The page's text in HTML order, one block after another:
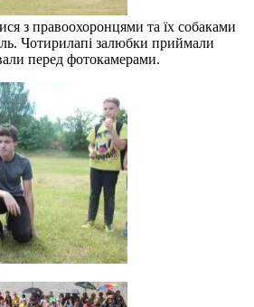
з правоохоронцями та їх собаками
Чотирилапі залюбки приймали
перед фотокамерами.